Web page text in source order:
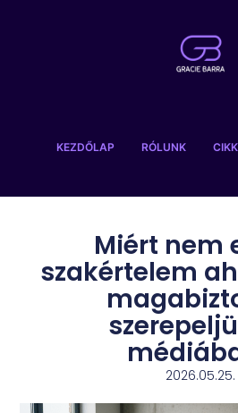
KEZDŐLAP RÓLUNK
Miért nem
szakértelem
2026.05.25.